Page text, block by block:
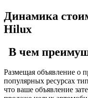
Динамика
Hilux
В чем
Размещая объявление о
популярных ресурсах
что ваше объявление